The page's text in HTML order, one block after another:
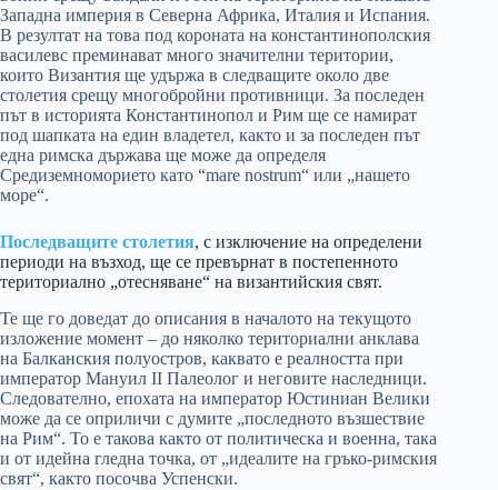
Западна империя в Северна Африка, Италия и Испания.
В резултат на това под короната на константинополския
василевс преминават много значителни територии,
които Византия ще удържа в следващите около две
столетия срещу многобройни противници. За последен
път в историята Константинопол и Рим ще се намират
под шапката на един владетел, както и за последен път
една римска държава ще може да определя
Средиземноморието като “mare nostrum“ или „нашето
море“.
Последващите столетия, с изключение на определени
периоди на възход, ще се превърнат в постепенното
териториално „отесняване“ на византийския свят.
Те ще го доведат до описания в началото на текущото
изложение момент – до няколко териториални анклава
на Балканския полуостров, каквато е реалността при
император Мануил II Палеолог и неговите наследници.
Следователно, епохата на император Юстиниан Велики
може да се оприличи с думите „последното възшествие
на Рим“. То е такова както от политическа и военна, така
и от идейна гледна точка, от „идеалите на гръко-римския
свят“, както посочва Успенски.